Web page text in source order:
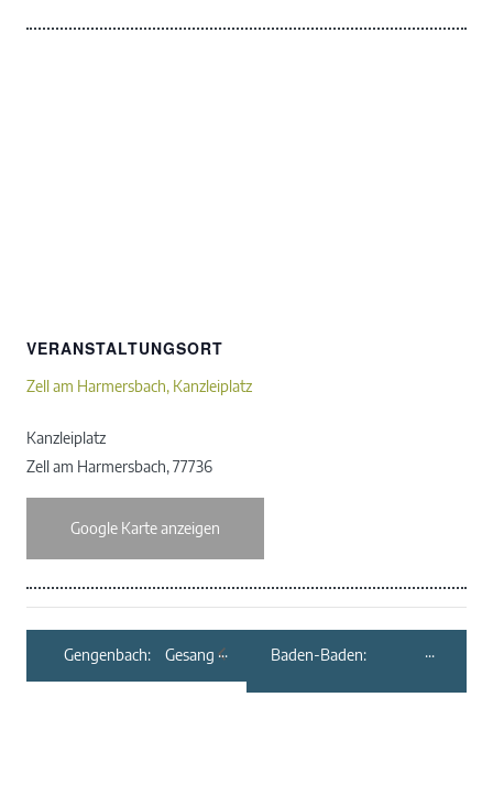
VERANSTALTUNGSORT
Zell am Harmersbach, Kanzleiplatz
Kanzleiplatz
Zell am Harmersbach,77736
Google Karte anzeigen
Gengenbach: Gesang
Baden-Baden:
Schlosskonzerte